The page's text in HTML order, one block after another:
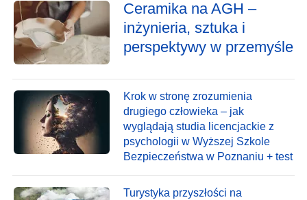
Ceramika na AGH –
inżynieria, sztuka i
perspektywy w przemyśle
Krok w stronę zrozumienia
drugiego człowieka – jak
wyglądają studia licencjackie z
psychologii w Wyższej Szkole
Bezpieczeństwa w Poznaniu + test
Turystyka przyszłości na